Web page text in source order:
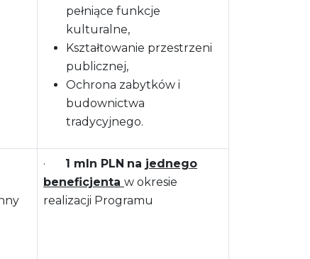
pełniące funkcje
kulturalne,
Kształtowanie przestrzeni
publicznej,
Ochrona zabytków i
budownictwa
tradycyjnego.
· 1 mln PLN na jednego
beneficjenta w okresie
realizacji Programu